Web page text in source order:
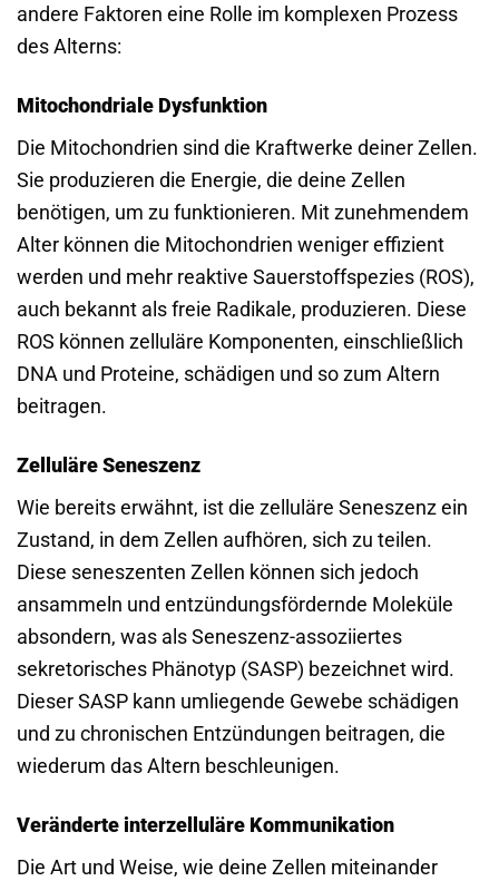
andere Faktoren eine Rolle im komplexen Prozess
des Alterns:
Mitochondriale Dysfunktion
Die Mitochondrien sind die Kraftwerke deiner Zellen.
Sie produzieren die Energie, die deine Zellen
benötigen, um zu funktionieren. Mit zunehmendem
Alter können die Mitochondrien weniger effizient
werden und mehr reaktive Sauerstoffspezies (ROS),
auch bekannt als freie Radikale, produzieren. Diese
ROS können zelluläre Komponenten, einschließlich
DNA und Proteine, schädigen und so zum Altern
beitragen.
Zelluläre Seneszenz
Wie bereits erwähnt, ist die zelluläre Seneszenz ein
Zustand, in dem Zellen aufhören, sich zu teilen.
Diese seneszenten Zellen können sich jedoch
ansammeln und entzündungsfördernde Moleküle
absondern, was als Seneszenz-assoziiertes
sekretorisches Phänotyp (SASP) bezeichnet wird.
Dieser SASP kann umliegende Gewebe schädigen
und zu chronischen Entzündungen beitragen, die
wiederum das Altern beschleunigen.
Veränderte interzelluläre Kommunikation
Die Art und Weise, wie deine Zellen miteinander